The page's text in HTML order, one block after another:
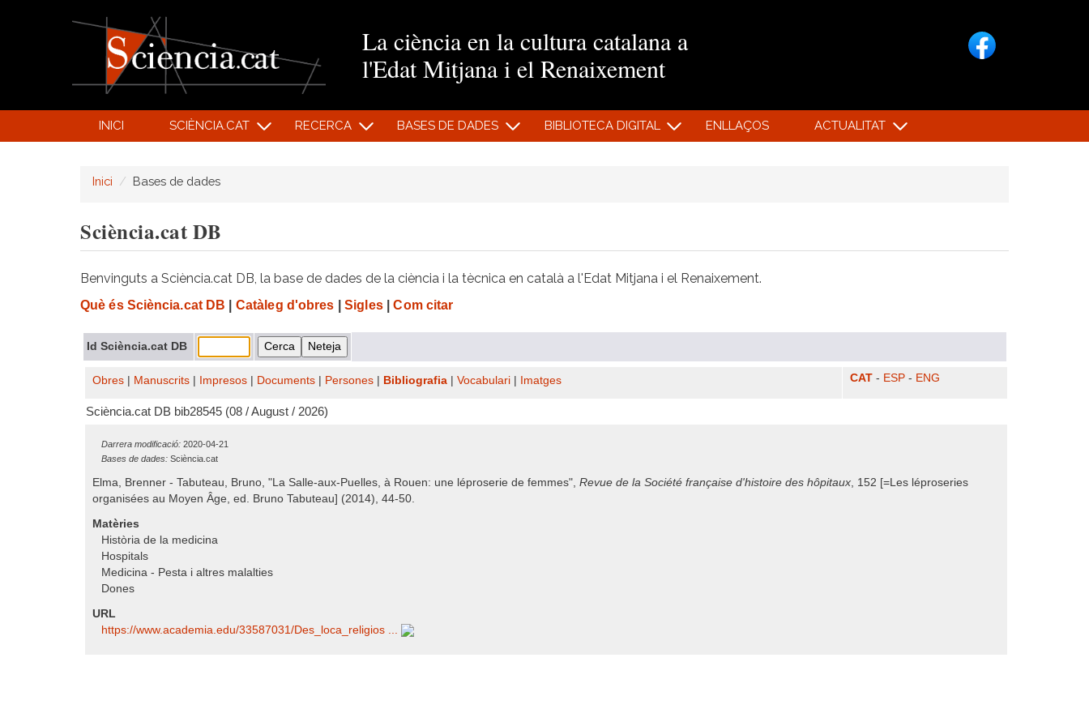
La ciència en la cultura catalana a
l'Edat Mitjana i el Renaixement
INICI SCIÈNCIA.CAT RECERCA BASES DE DADES BIBLIOTECA DIGITAL ENLLAÇOS ACTUALITAT
Inici Bases de dades
Sciència.cat DB
Benvinguts a Sciència.cat DB, la base de dades de la ciència i la tècnica en català a l'Edat Mitjana i el Renaixement.
Què és Sciència.cat DB Catàleg d'obres Sigles| Com citar
Id Sciència.cat DB
Obres Manuscrits Impresos Documents Persones Bibliografia Vocabulari Imatges CAT - ESP - ENG
Sciència.cat DB bib28545 (08 / August / 2026)
Darrera modificació: 2020-04-21
Bases de dades: Sciència.cat
Elma, Brenner - Tabuteau, Bruno, "La Salle-aux-Puelles, à Rouen: une léproserie de femmes", Revue de la Société française d'histoire des hôpitaux, 152 [=Les léproseries
organisées au Moyen Âge, ed. Bruno Tabuteau] (2014), 44-50.
Matèries
Història de la medicina
Hospitals
Medicina - Pesta i altres malalties
Dones
URL
https:/​/​www.academia.edu/​33587031/​Des_loca_religios ...